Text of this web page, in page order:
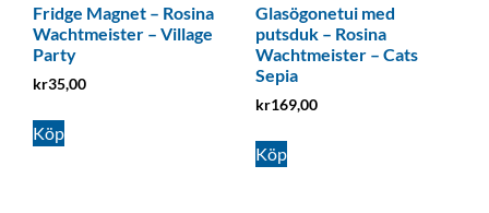
Fridge Magnet – Rosina
Wachtmeister – Village
Party
kr35,00
Köp
Glasögonetui med
putsduk – Rosina
Wachtmeister – Cats
Sepia
kr169,00
Köp